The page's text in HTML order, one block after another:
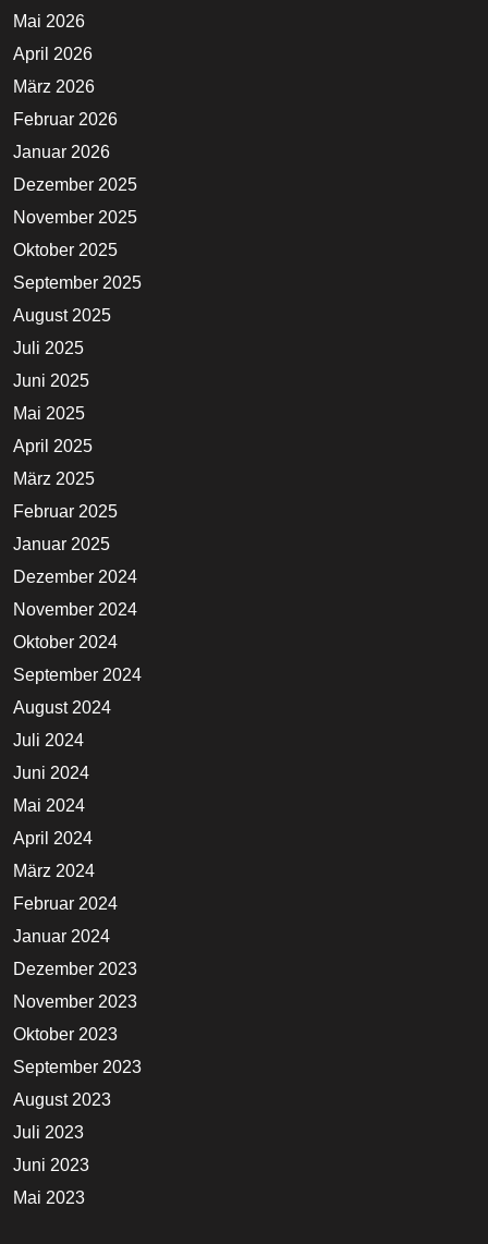
Mai 2026
April 2026
März 2026
Februar 2026
Januar 2026
Dezember 2025
November 2025
Oktober 2025
September 2025
August 2025
Juli 2025
Juni 2025
Mai 2025
April 2025
März 2025
Februar 2025
Januar 2025
Dezember 2024
November 2024
Oktober 2024
September 2024
August 2024
Juli 2024
Juni 2024
Mai 2024
April 2024
März 2024
Februar 2024
Januar 2024
Dezember 2023
November 2023
Oktober 2023
September 2023
August 2023
Juli 2023
Juni 2023
Mai 2023